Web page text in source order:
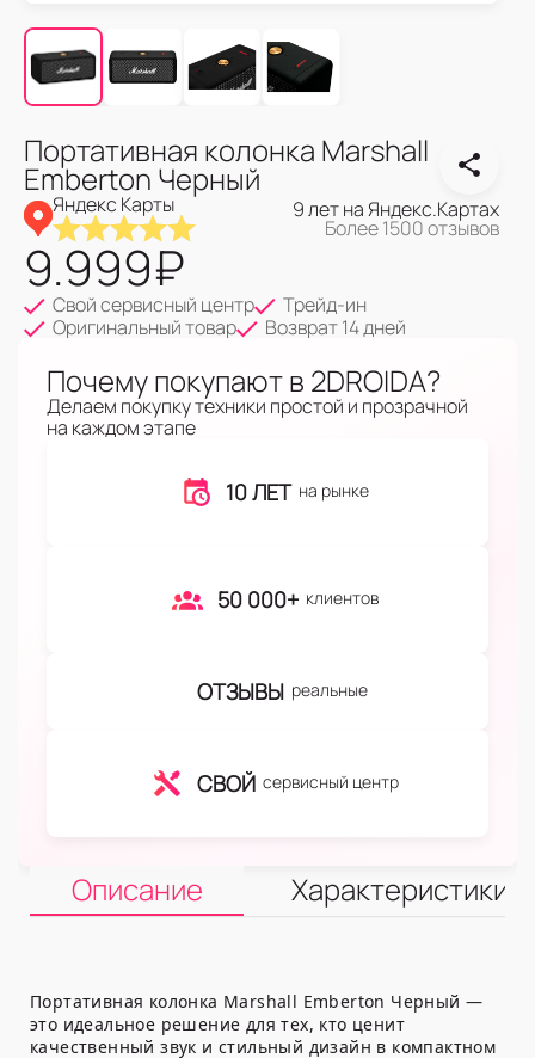
Портативная колонка Marshall
Emberton Черный
Яндекс Карты 9 лет на Яндекс.Картах
Более 1500 отзывов
9.999₽
Свой сервисный центр
Трейд-ин
Оригинальный товар
Возврат 14 дней
Почему покупают в 2DROIDA?
Делаем покупку техники простой и прозрачной
на каждом этапе
10 ЛЕТ на рынке
50 000+ клиентов
ОТЗЫВЫ реальные
СВОЙ сервисный центр
Описание Характеристики
Портативная колонка Marshall Emberton Черный —
это идеальное решение для тех, кто ценит
качественный звук и стильный дизайн в компактном